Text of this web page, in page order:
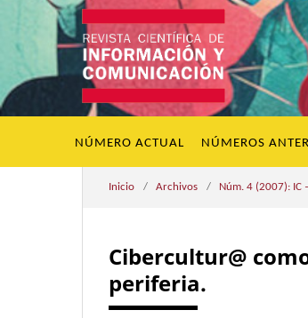
NÚMERO ACTUAL NÚMEROS
Inicio / Archivos / Núm. 4 (2007): IC
Cibercultur@
periferia.